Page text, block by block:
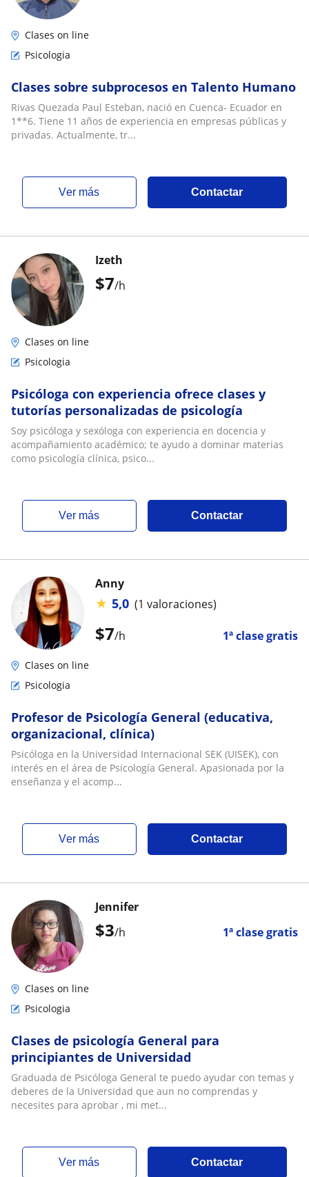
Clases on line
Psicologia
Clases sobre subprocesos en Talento Humano
Rivas Quezada Paul Esteban, nació en Cuenca- Ecuador en
1**6. Tiene 11 años de experiencia en empresas públicas y
privadas. Actualmente, tr...
ver más Contactar
$7/h
Izeth
Clases on line
Psicologia
Psicóloga con experiencia ofrece clases y
tutorías personalizadas de psicología
Soy psicóloga y sexóloga con experiencia en docencia y
acompañamiento académico; te ayudo a dominar materias
como psicología clínica, psico...
ver más Contactar
$7/h 1ª clase gratis
Anny
★ 5,0 (1 valoraciones)
Clases on line
Psicologia
Profesor de Psicología General (educativa,
organizacional, clínica)
Psicóloga en la Universidad Internacional SEK (UISEK), con
interés en el área de Psicología General. Apasionada por la
enseñanza y el acomp...
ver más Contactar
$3/h 1ª clase gratis
Jennifer
Clases on line
Psicologia
Clases de psicología General para
principiantes de Universidad
Graduada de Psicóloga General te puedo ayudar con temas y
deberes de la Universidad que aun no comprendas y
necesites para aprobar , mi met...
ver más Contactar